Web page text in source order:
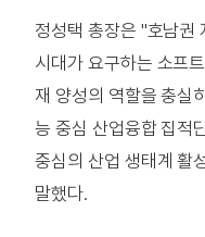
정성택 총장은 "호남권
시대가 요구하는 소프
재 양성의 역할을 충실
능 중심 산업융합 집적
중심의 산업 생태계 활
말했다.